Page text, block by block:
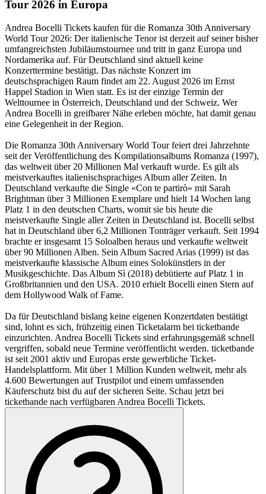
Tour 2026 in Europa
Andrea Bocelli Tickets kaufen für die Romanza 30th Anniversary
World Tour 2026: Der italienische Tenor ist derzeit auf seiner bisher
umfangreichsten Jubiläumstournee und tritt in ganz Europa und
Nordamerika auf. Für Deutschland sind aktuell keine
Konzerttermine bestätigt. Das nächste Konzert im
deutschsprachigen Raum findet am 22. August 2026 im Ernst
Happel Stadion in Wien statt. Es ist der einzige Termin der
Welttournee in Österreich, Deutschland und der Schweiz. Wer
Andrea Bocelli in greifbarer Nähe erleben möchte, hat damit genau
eine Gelegenheit in der Region.
Die Romanza 30th Anniversary World Tour feiert drei Jahrzehnte
seit der Veröffentlichung des Kompilationsalbums Romanza (1997),
das weltweit über 20 Millionen Mal verkauft wurde. Es gilt als
meistverkauftes italienischsprachiges Album aller Zeiten. In
Deutschland verkaufte die Single «Con te partirò» mit Sarah
Brightman über 3 Millionen Exemplare und hielt 14 Wochen lang
Platz 1 in den deutschen Charts, womit sie bis heute die
meistverkaufte Single aller Zeiten in Deutschland ist. Bocelli selbst
hat in Deutschland über 6,2 Millionen Tonträger verkauft. Seit 1994
brachte er insgesamt 15 Soloalben heraus und verkaufte weltweit
über 90 Millionen Alben. Sein Album Sacred Arias (1999) ist das
meistverkaufte klassische Album eines Solokünstlers in der
Musikgeschichte. Das Album Sì (2018) debütierte auf Platz 1 in
Großbritannien und den USA. 2010 erhielt Bocelli einen Stern auf
dem Hollywood Walk of Fame.
Da für Deutschland bislang keine eigenen Konzertdaten bestätigt
sind, lohnt es sich, frühzeitig einen Ticketalarm bei ticketbande
einzurichten. Andrea Bocelli Tickets sind erfahrungsgemäß schnell
vergriffen, sobald neue Termine veröffentlicht werden. ticketbande
ist seit 2001 aktiv und Europas erste gewerbliche Ticket-
Handelsplattform. Mit über 1 Million Kunden weltweit, mehr als
4.600 Bewertungen auf Trustpilot und einem umfassenden
Käuferschutz bist du auf der sicheren Seite. Schau jetzt bei
ticketbande nach verfügbaren Andrea Bocelli Tickets.